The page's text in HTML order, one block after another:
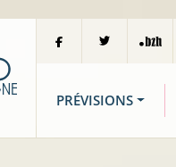
PRÉVISIONS